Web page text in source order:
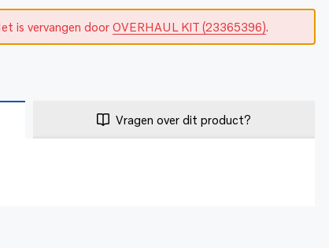
is vervangen doorOVERHAUL KIT (23365396).
Vragen over dit product?